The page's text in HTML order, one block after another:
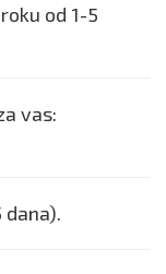
od 1-5
vas: